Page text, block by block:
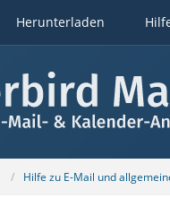
Herunterladen
Hilfe zu E-Mail und